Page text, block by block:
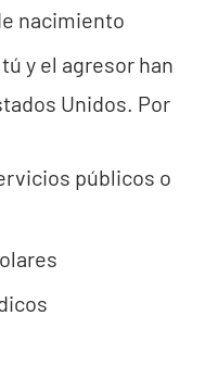
nacimiento
y el agresor han
Unidos. Por
públicos o